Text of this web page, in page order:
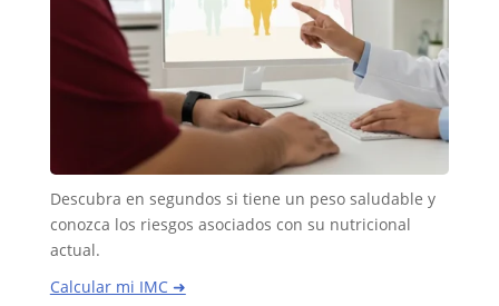
Descubra en segundos si tiene un peso saludable y
conozca los riesgos asociados con su nutricional
actual.
Calcular mi IMC ➜